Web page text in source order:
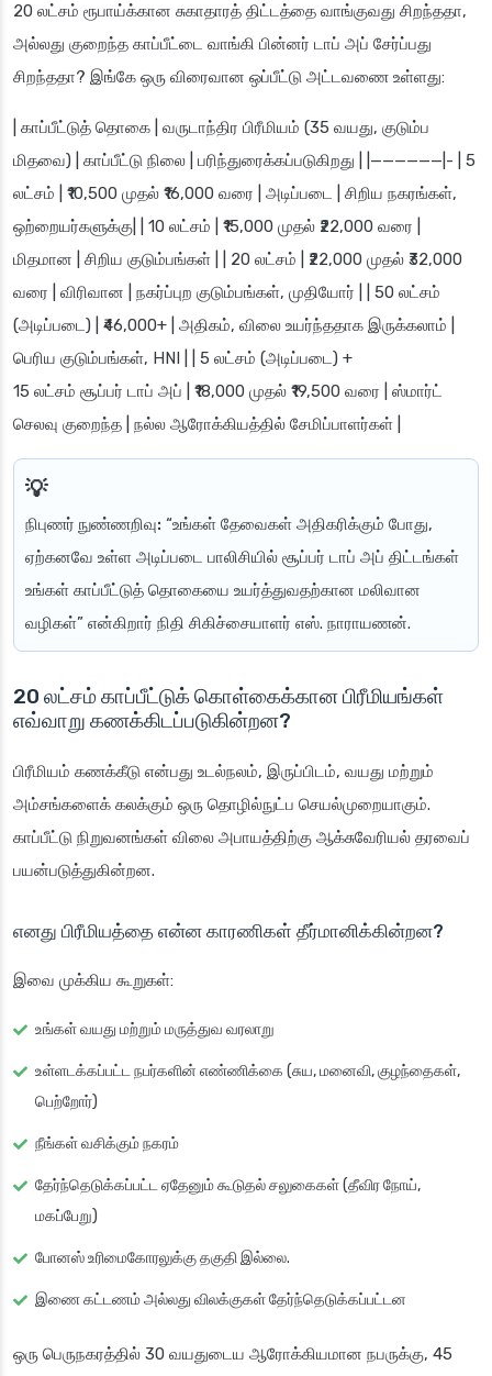
20 லட்சம் ரூபாய்க்கான சுகாதாரத் திட்டத்தை வாங்குவது சிறந்ததா,
அல்லது குறைந்த காப்பீட்டை வாங்கி பின்னர் டாப் அப் சேர்ப்பது
சிறந்ததா? இங்கே ஒரு விரைவான ஒப்பீட்டு அட்டவணை உள்ளது:
| காப்பீட்டுத் தொகை | வருடாந்திர பிரீமியம் (35 வயது, குடும்ப
மிதவை) | காப்பீட்டு நிலை | பரிந்துரைக்கப்படுகிறது | |——————|- | 5
லட்சம் | ₹10,500 முதல் ₹16,000 வரை | அடிப்படை | சிறிய நகரங்கள்,
ஒற்றையர்களுக்கு| | 10 லட்சம் | ₹15,000 முதல் ₹22,000 வரை |
மிதமான | சிறிய குடும்பங்கள் | | 20 லட்சம் | ₹22,000 முதல் ₹32,000
வரை | விரிவான | நகர்ப்புற குடும்பங்கள், முதியோர் | | 50 லட்சம்
(அடிப்படை) | ₹46,000+ | அதிகம், விலை உயர்ந்ததாக இருக்கலாம் |
பெரிய குடும்பங்கள், HNI | | 5 லட்சம் (அடிப்படை) +
15 லட்சம் சூப்பர் டாப் அப் | ₹18,000 முதல் ₹19,500 வரை | ஸ்மார்ட்
செலவு குறைந்த | நல்ல ஆரோக்கியத்தில் சேமிப்பாளர்கள் |
நிபுணர் நுண்ணறிவு: “உங்கள் தேவைகள் அதிகரிக்கும் போது,
ஏற்கனவே உள்ள அடிப்படை பாலிசியில் சூப்பர் டாப் அப் திட்டங்கள்
உங்கள் காப்பீட்டுத் தொகையை உயர்த்துவதற்கான மலிவான
வழிகள்” என்கிறார் நிதி சிகிச்சையாளர் எஸ். நாராயணன்.
20 லட்சம் காப்பீட்டுக் கொள்கைக்கான பிரீமியங்கள்
எவ்வாறு கணக்கிடப்படுகின்றன?
பிரீமியம் கணக்கீடு என்பது உடல்நலம், இருப்பிடம், வயது மற்றும்
அம்சங்களைக் கலக்கும் ஒரு தொழில்நுட்ப செயல்முறையாகும்.
காப்பீட்டு நிறுவனங்கள் விலை அபாயத்திற்கு ஆக்சுவேரியல் தரவைப்
பயன்படுத்துகின்றன.
எனது பிரீமியத்தை என்ன காரணிகள் தீர்மானிக்கின்றன?
இவை முக்கிய கூறுகள்:
உங்கள் வயது மற்றும் மருத்துவ வரலாறு
உள்ளடக்கப்பட்ட நபர்களின் எண்ணிக்கை (சுய, மனைவி, குழந்தைகள்,
பெற்றோர்)
நீங்கள் வசிக்கும் நகரம்
தேர்ந்தெடுக்கப்பட்ட ஏதேனும் கூடுதல் சலுகைகள் (தீவிர நோய்,
மகப்பேறு)
போனஸ் உரிமைகோரலுக்கு தகுதி இல்லை.
இணை கட்டணம் அல்லது விலக்குகள் தேர்ந்தெடுக்கப்பட்டன
ஒரு பெருநகரத்தில் 30 வயதுடைய ஆரோக்கியமான நபருக்கு, 45